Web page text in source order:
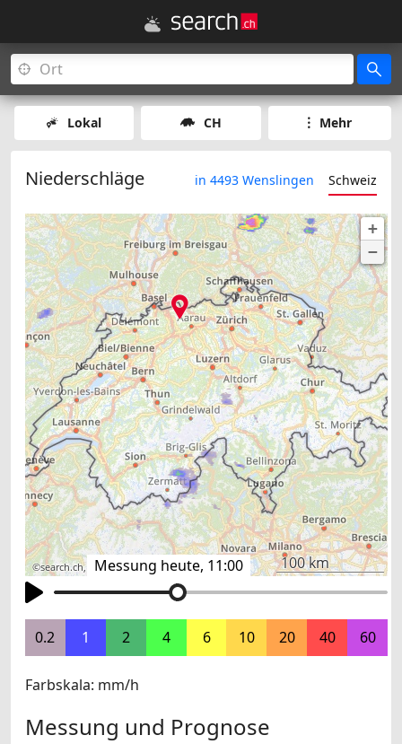
Lokal CH Mehr
Niederschläge in 4493 Wenslingen Schweiz
Messung heute, 11:00
+
−
©search.ch, swisstopo, OpenStreetMap , others 100 km
0.2 1 2 4 6 10 20 40 60
Farbskala: mm/h
Messung und Prognose